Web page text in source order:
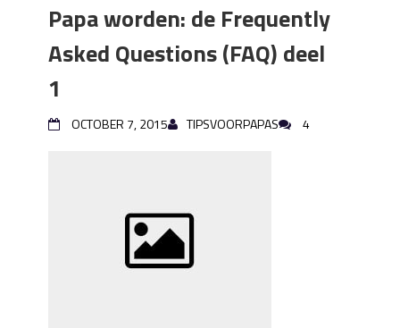
Papa worden: de Frequently
Asked Questions (FAQ) deel
1
OCTOBER 7, 2015 TIPSVOORPAPAS 4